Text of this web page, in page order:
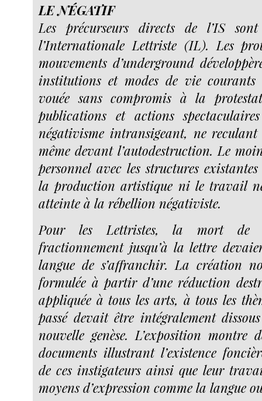
LE NÉGATIF
Les précurseurs directs de l’IS
l’Internationale Lettriste (IL). Les
mouvements d’underground
institutions et modes de vie courants
vouée sans compromis à la
publications et actions
négativisme intransigeant, ne
même devant l’autodestruction. Le
personnel avec les structures
la production artistique ni le travail
atteinte à la rébellion négativiste.
Pour les Lettristes, la mort de
fractionnement jusqu’à la lettre
langue de s’affranchir. La création
formulée à partir d’une réduction
appliquée à tous les arts, à tous les
passé devait être intégralement
nouvelle genèse. L’exposition montre
documents illustrant l’existence
de ces instigateurs ainsi que leur
moyens d’expression comme la langue